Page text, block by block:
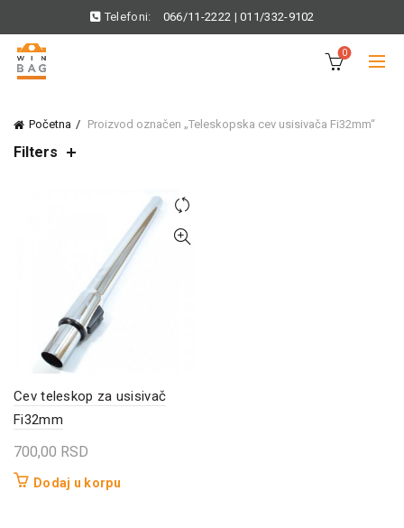
Telefoni: 066/11-2222 |011/332-9102
0
Početna Proizvod označen „Teleskopska cev usisivača Fi32mm“
Filters
Cev teleskop za usisivač
Fi32mm
700,00 RSD
Dodaj u korpu